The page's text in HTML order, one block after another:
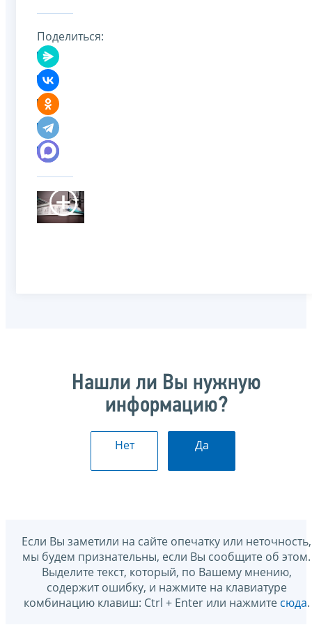
Поделиться:
Нашли ли Вы нужную
информацию?
Нет Да
Если Вы заметили на сайте опечатку или неточность,
мы будем признательны, если Вы сообщите об этом.
Выделите текст, который, по Вашему мнению,
содержит ошибку, и нажмите на клавиатуре
комбинацию клавиш: Ctrl + Enter или нажмите сюда.